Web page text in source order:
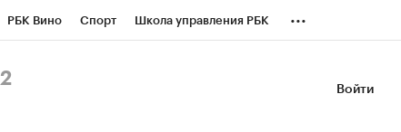
РБК Вино Спорт Школа управления РБК ...
Войти